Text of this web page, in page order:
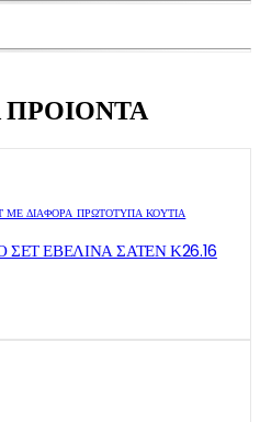
ΠΡΟΙΟΝΤΑ
ΜΕ ΔΙΆΦΟΡΑ ΠΡΩΤΌΤΥΠΑ ΚΟΥΤΙΆ
ΣΕΤ ΕΒΕΛΙΝΑ ΣΑΤΕΝ Κ26.16